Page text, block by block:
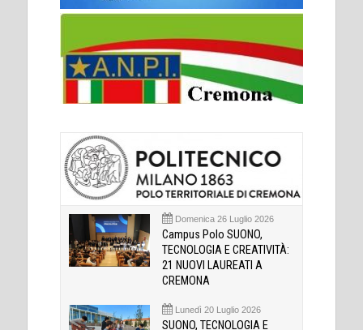
Domenica 26 Luglio 2026
Campus Polo SUONO,
TECNOLOGIA E CREATIVITÀ:
21 NUOVI LAUREATI A
CREMONA
Lunedì 20 Luglio 2026
SUONO, TECNOLOGIA E